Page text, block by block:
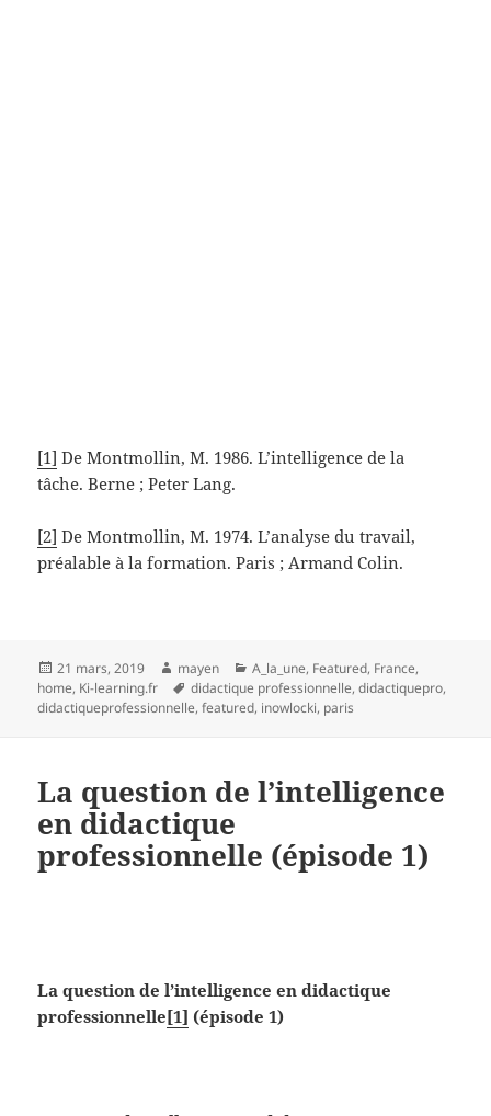
[1] De Montmollin, M. 1986. L’intelligence de la
tâche. Berne ; Peter Lang.
[2] De Montmollin, M. 1974. L’analyse du travail,
préalable à la formation. Paris ; Armand Colin.
Publié
le
21 mars, 2019 Auteur
mayen Catégories
A_la_une, Featured, France,
home, Ki-learning.fr
Mots-
clés
didactique professionnelle,didactiquepro,
didactiqueprofessionnelle,featured, inowlocki, paris
La question de l’intelligence
en didactique
professionnelle (épisode 1)
La question de l’intelligence en didactique
professionnelle[1] (épisode 1)